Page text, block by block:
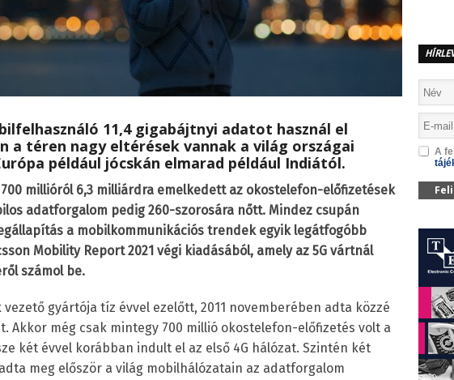
11,4 gigabájtnyi adatot használ el
a téren nagy eltérések vannak a világ országai
például jócskán elmarad például Indiától.
millióról 6,3 milliárdra emelkedett az okostelefon-előfizetések
adatforgalom pedig 260-szorosára nőtt. Mindez csupán
a mobilkommunikációs trendek egyik legátfogóbb
Mobility Report 2021 végi kiadásából, amely az 5G vártnál
számol be.
vezető gyártója tíz évvel ezelőtt, 2011 novemberében adta közzé
Akkor még csak mintegy 700 millió okostelefon-előfizetés volt a
két évvel korábban indult el az első 4G hálózat. Szintén két
meg először a világ mobilhálózatain az adatforgalom
A